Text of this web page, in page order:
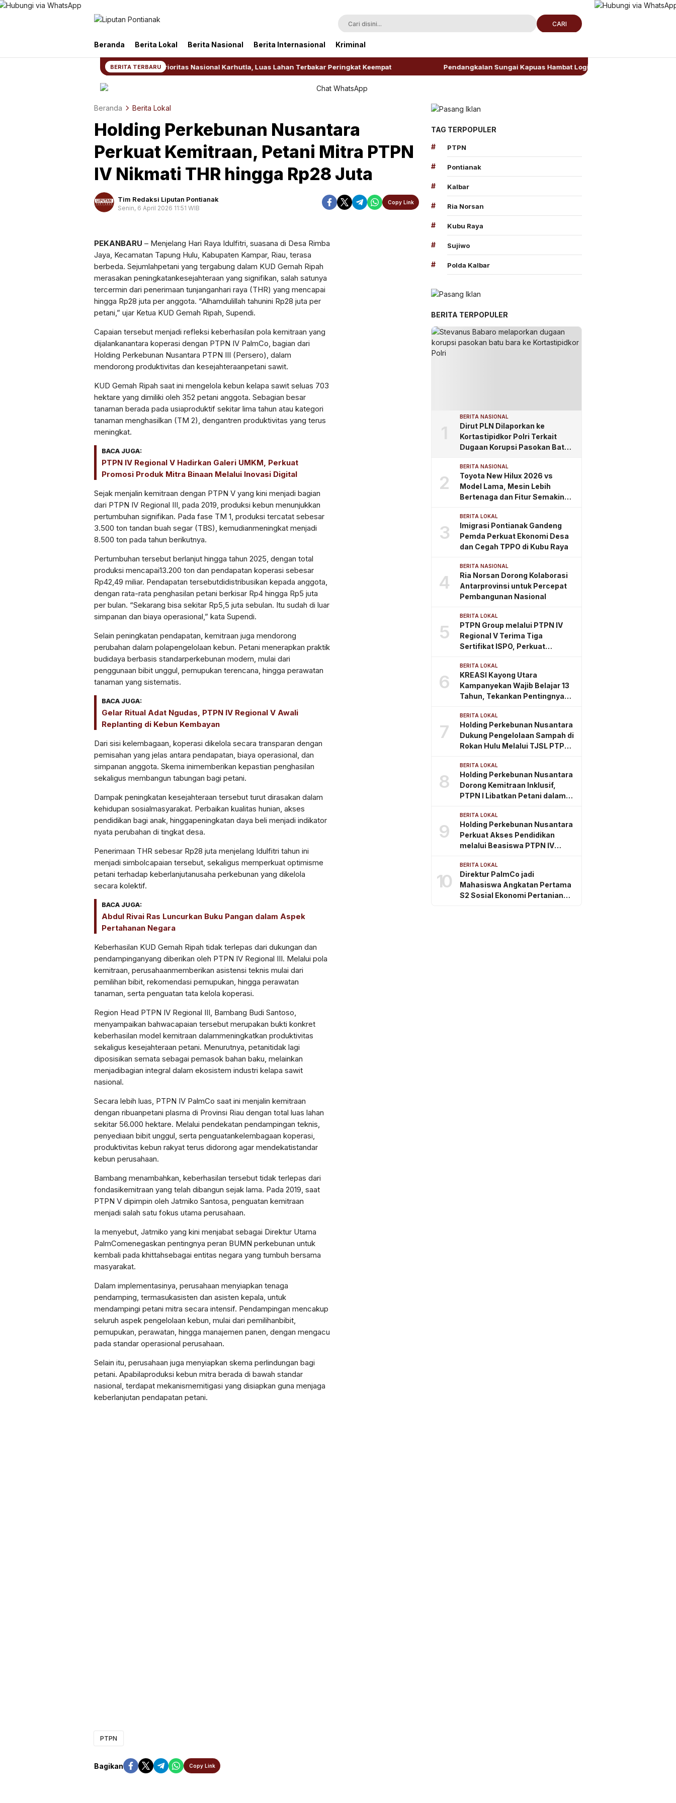
Liputan Pontianak
Berita Terkini dan TerUpdate
CARI
Beranda Berita Lokal Berita Nasional Berita Internasional Kriminal
BERITA TERBARU
BNPB: Kalbar Masuk Prioritas Nasional Karhutla, Luas Lahan Terbakar Peringkat Keempat Pendangkalan Sungai Kapuas Hambat Logistik, Wagub Kalbar Minta
Beranda Berita Lokal
Holding Perkebunan Nusantara
Perkuat Kemitraan, Petani Mitra PTPN
IV Nikmati THR hingga Rp28 Juta
Tim Redaksi Liputan Pontianak
Senin, 6 April 2026 11:51 WIB
Copy Link
PEKANBARU – Menjelang Hari Raya Idulfitri, suasana di Desa Rimba
Jaya, Kecamatan Tapung Hulu, Kabupaten Kampar, Riau, terasa
berbeda. Sejumlahpetani yang tergabung dalam KUD Gemah Ripah
merasakan peningkatankesejahteraan yang signifikan, salah satunya
tercermin dari penerimaan tunjanganhari raya (THR) yang mencapai
hingga Rp28 juta per anggota. “Alhamdulillah tahunini Rp28 juta per
petani,” ujar Ketua KUD Gemah Ripah, Supendi.
Capaian tersebut menjadi refleksi keberhasilan pola kemitraan yang
dijalankanantara koperasi dengan PTPN IV PalmCo, bagian dari
Holding Perkebunan Nusantara PTPN III (Persero), dalam
mendorong produktivitas dan kesejahteraanpetani sawit.
KUD Gemah Ripah saat ini mengelola kebun kelapa sawit seluas 703
hektare yang dimiliki oleh 352 petani anggota. Sebagian besar
tanaman berada pada usiaproduktif sekitar lima tahun atau kategori
tanaman menghasilkan (TM 2), dengantren produktivitas yang terus
meningkat.
BACA JUGA:
PTPN IV Regional V Hadirkan Galeri UMKM, Perkuat
Promosi Produk Mitra Binaan Melalui Inovasi Digital
Sejak menjalin kemitraan dengan PTPN V yang kini menjadi bagian
dari PTPN IV Regional III, pada 2019, produksi kebun menunjukkan
pertumbuhan signifikan. Pada fase TM 1, produksi tercatat sebesar
3.500 ton tandan buah segar (TBS), kemudianmeningkat menjadi
8.500 ton pada tahun berikutnya.
Pertumbuhan tersebut berlanjut hingga tahun 2025, dengan total
produksi mencapai13.200 ton dan pendapatan koperasi sebesar
Rp42,49 miliar. Pendapatan tersebutdidistribusikan kepada anggota,
dengan rata-rata penghasilan petani berkisar Rp4 hingga Rp5 juta
per bulan. “Sekarang bisa sekitar Rp5,5 juta sebulan. Itu sudah di luar
simpanan dan biaya operasional,” kata Supendi.
Selain peningkatan pendapatan, kemitraan juga mendorong
perubahan dalam polapengelolaan kebun. Petani menerapkan praktik
budidaya berbasis standarperkebunan modern, mulai dari
penggunaan bibit unggul, pemupukan terencana, hingga perawatan
tanaman yang sistematis.
BACA JUGA:
Gelar Ritual Adat Ngudas, PTPN IV Regional V Awali
Replanting di Kebun Kembayan
Dari sisi kelembagaan, koperasi dikelola secara transparan dengan
pemisahan yang jelas antara pendapatan, biaya operasional, dan
simpanan anggota. Skema inimemberikan kepastian penghasilan
sekaligus membangun tabungan bagi petani.
Dampak peningkatan kesejahteraan tersebut turut dirasakan dalam
kehidupan sosialmasyarakat. Perbaikan kualitas hunian, akses
pendidikan bagi anak, hinggapeningkatan daya beli menjadi indikator
nyata perubahan di tingkat desa.
Penerimaan THR sebesar Rp28 juta menjelang Idulfitri tahun ini
menjadi simbolcapaian tersebut, sekaligus memperkuat optimisme
petani terhadap keberlanjutanusaha perkebunan yang dikelola
secara kolektif.
BACA JUGA:
Abdul Rivai Ras Luncurkan Buku Pangan dalam Aspek
Pertahanan Negara
Keberhasilan KUD Gemah Ripah tidak terlepas dari dukungan dan
pendampinganyang diberikan oleh PTPN IV Regional III. Melalui pola
kemitraan, perusahaanmemberikan asistensi teknis mulai dari
pemilihan bibit, rekomendasi pemupukan, hingga perawatan
tanaman, serta penguatan tata kelola koperasi.
Region Head PTPN IV Regional III, Bambang Budi Santoso,
menyampaikan bahwacapaian tersebut merupakan bukti konkret
keberhasilan model kemitraan dalammeningkatkan produktivitas
sekaligus kesejahteraan petani. Menurutnya, petanitidak lagi
diposisikan semata sebagai pemasok bahan baku, melainkan
menjadibagian integral dalam ekosistem industri kelapa sawit
nasional.
Secara lebih luas, PTPN IV PalmCo saat ini menjalin kemitraan
dengan ribuanpetani plasma di Provinsi Riau dengan total luas lahan
sekitar 56.000 hektare. Melalui pendekatan pendampingan teknis,
penyediaan bibit unggul, serta penguatankelembagaan koperasi,
produktivitas kebun rakyat terus didorong agar mendekatistandar
kebun perusahaan.
Bambang menambahkan, keberhasilan tersebut tidak terlepas dari
fondasikemitraan yang telah dibangun sejak lama. Pada 2019, saat
PTPN V dipimpin oleh Jatmiko Santosa, penguatan kemitraan
menjadi salah satu fokus utama perusahaan.
Ia menyebut, Jatmiko yang kini menjabat sebagai Direktur Utama
PalmComenegaskan pentingnya peran BUMN perkebunan untuk
kembali pada khittahsebagai entitas negara yang tumbuh bersama
masyarakat.
Dalam implementasinya, perusahaan menyiapkan tenaga
pendamping, termasukasisten dan asisten kepala, untuk
mendampingi petani mitra secara intensif. Pendampingan mencakup
seluruh aspek pengelolaan kebun, mulai dari pemilihanbibit,
pemupukan, perawatan, hingga manajemen panen, dengan mengacu
pada standar operasional perusahaan.
Selain itu, perusahaan juga menyiapkan skema perlindungan bagi
petani. Apabilaproduksi kebun mitra berada di bawah standar
nasional, terdapat mekanismemitigasi yang disiapkan guna menjaga
keberlanjutan pendapatan petani.
PTPN
Bagikan Copy Link
TAG TERPOPULER
#
PTPN
# Pontianak
# Kalbar
# Ria Norsan
# Kubu Raya
# Sujiwo
# Polda Kalbar
BERITA TERPOPULER
1
BERITA NASIONAL
Dirut PLN Dilaporkan ke
Kortastipidkor Polri Terkait
Dugaan Korupsi Pasokan Batu
2
BERITA NASIONAL
Toyota New Hilux 2026 vs
Model Lama, Mesin Lebih
Bertenaga dan Fitur Semakin
3
BERITA LOKAL
Imigrasi Pontianak Gandeng
Pemda Perkuat Ekonomi Desa
dan Cegah TPPO di Kubu Raya
4
BERITA NASIONAL
Ria Norsan Dorong Kolaborasi
Antarprovinsi untuk Percepat
Pembangunan Nasional
5
BERITA LOKAL
PTPN Group melalui PTPN IV
Regional V Terima Tiga
Sertifikat ISPO, Perkuat
Berkelanjutan di Kalimantan
Timur
6
BERITA LOKAL
KREASI Kayong Utara
Kampanyekan Wajib Belajar 13
Tahun, Tekankan Pentingnya
Dini
7
BERITA LOKAL
Holding Perkebunan Nusantara
Dukung Pengelolaan Sampah di
Rokan Hulu Melalui TJSL PTPN
8
BERITA LOKAL
Holding Perkebunan Nusantara
Dorong Kemitraan Inklusif,
PTPN I Libatkan Petani dalam
9
BERITA LOKAL
Holding Perkebunan Nusantara
Perkuat Akses Pendidikan
melalui Beasiswa PTPN IV
10
BERITA LOKAL
Direktur PalmCo jadi
Mahasiswa Angkatan Pertama
S2 Sosial Ekonomi Pertanian